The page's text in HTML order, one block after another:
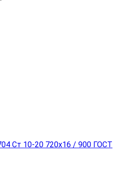
Ст 10-20 720x16 / 900 ГОСТ